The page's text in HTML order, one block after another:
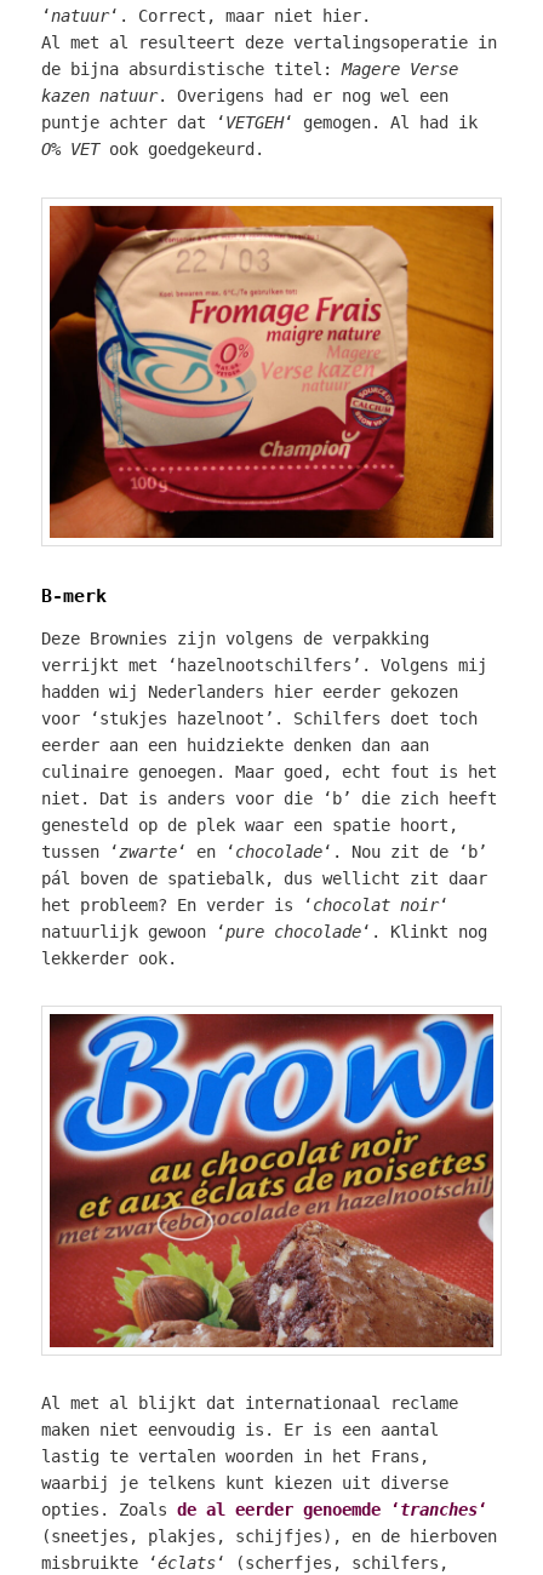
‘natuur‘. Correct, maar niet hier.
Al met al resulteert deze vertalingsoperatie in
de bijna absurdistische titel:Magere Verse
kazen natuur. Overigens had er nog wel een
puntje achter dat ‘VETGEH‘ gemogen. Al had ik
O% VETook goedgekeurd.
B-merk
Deze Brownies zijn volgens de verpakking
verrijkt met ‘hazelnootschilfers’. Volgens mij
hadden wij Nederlanders hier eerder gekozen
voor ‘stukjes hazelnoot’. Schilfers doet toch
eerder aan een huidziekte denken dan aan
culinaire genoegen. Maar goed, echt fout is het
niet. Dat is anders voor die ‘b’ die zich heeft
genesteld op de plek waar een spatie hoort,
tussen ‘zwarte‘ en ‘chocolade‘. Nou zit de ‘b’
pál boven de spatiebalk, dus wellicht zit daar
het probleem? En verder is ‘chocolat noir‘
natuurlijk gewoon ‘pure chocolade‘. Klinkt nog
lekkerder ook.
Al met al blijkt dat internationaal reclame
maken niet eenvoudig is. Er is een aantal
lastig te vertalen woorden in het Frans,
waarbij je telkens kunt kiezen uit diverse
opties. Zoalsde al eerder genoemde ‘tranches‘
(sneetjes, plakjes, schijfjes), en de hierboven
misbruikte ‘éclats‘ (scherfjes, schilfers,